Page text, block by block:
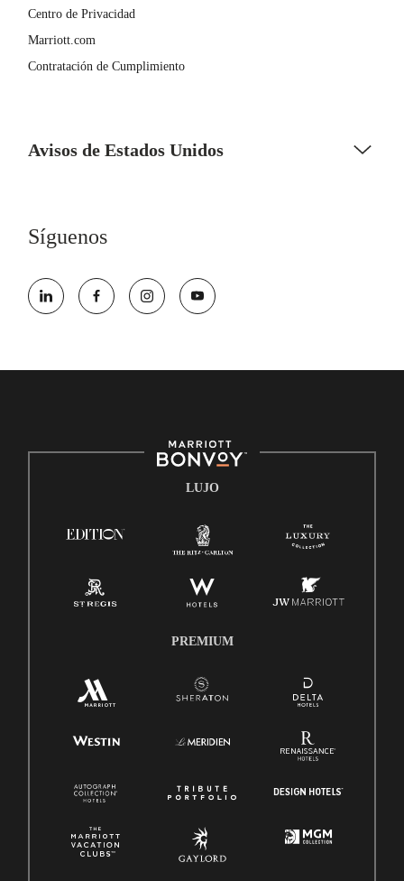
Centro de Privacidad
Marriott.com
Contratación de Cumplimiento
Avisos de Estados Unidos
hqaffirmativeaction@marriott.com
oportunidades que se compromete a contratar una fuerza de trabajo
diversa y a mantener una cultura inclusiva. Marriott International
Conozca sus derechos
Ley de protección del poligrafo empleado (EPPA)
Síguenos
LUJO
PREMIUM